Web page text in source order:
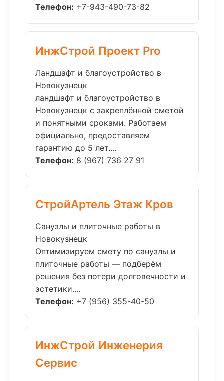
Телефон: +7-943-490-73-82
ИнжСтрой Проект Pro
Ландшафт и благоустройство в
Новокузнецк
ландшафт и благоустройство в
Новокузнецк с закреплённой сметой
и понятными сроками. Работаем
официально, предоставляем
гарантию до 5 лет....
Телефон: 8 (967) 736 27 91
СтройАртель Этаж Кров
Санузлы и плиточные работы в
Новокузнецк
Оптимизируем смету по санузлы и
плиточные работы — подберём
решения без потери долговечности и
эстетики....
Телефон: +7 (956) 355-40-50
ИнжСтрой Инженерия
Сервис